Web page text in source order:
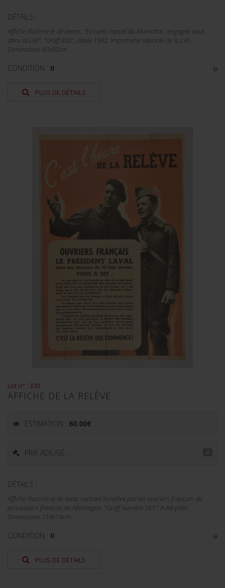
DÉTAILS :
Affiche illustrée et de textes, "Ecoutez l'appel du Maréchal…engagez vous
dans la LVF". "Oraff 832", datée 1942. Imprimerie sépciale de la LVF.
Dimensions 60x80cm
CONDITION : II
PLUS DE DÉTAILS
Lot n° : 330
AFFICHE DE LA RELÈVE
ESTIMATION : 60.00€
PRIX ADJUGÉ : -
DÉTAILS :
Affiche illustrée et de texte, ventant la relève par les ouvriers français de
prisonniers français en Allemagne. "Oraff numéro 161". A été pliée.
Dimensions 114x74cm
CONDITION : II
PLUS DE DÉTAILS